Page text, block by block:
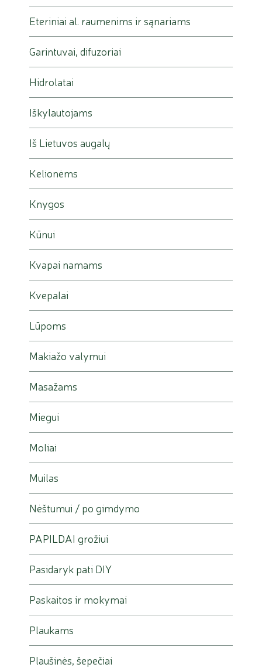
Eteriniai al. raumenims ir sąnariams
Garintuvai, difuzoriai
Hidrolatai
Iškylautojams
Iš Lietuvos augalų
Kelionėms
Knygos
Kūnui
Kvapai namams
Kvepalai
Lūpoms
Makiažo valymui
Masažams
Miegui
Moliai
Muilas
Nėštumui / po gimdymo
PAPILDAI grožiui
Pasidaryk pati DIY
Paskaitos ir mokymai
Plaukams
Plaušinės, šepečiai